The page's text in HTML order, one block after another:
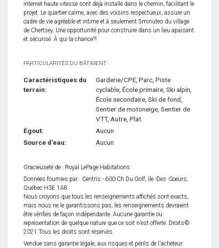
internet haute vitesse sont déjà installé dans le chemin, facilitant le
projet. Le quartier calme, avec des voisins respectueux, assure un
cadre de vie agréable et intime et à seulement 5minutes du village
de Chertsey. Une opportunité pour construire dans un lieu apaisant
et sécurisé. À qui la chance?!
PARTICULARITÉS DU BÂTIMENT :
Caractéristiques du
terrain:
Garderie/CPE, Parc, Piste
cyclable, École primaire, Ski alpin,
École secondaire, Ski de fond,
Sentier de motoneige, Sentier de
VTT, Autre, Plat
Égout:
Aucun
Source d'eau:
Aucun
Gracieuseté de : Royal LePage Habitations
Données fournies par : Centris - 600 Ch Du Golf, Ile -Des -Soeurs,
Québec H3E 1A8
Nous croyons que tous les renseignements affichés sont exacts,
mais nous ne le garantissons pas; les renseignements devraient
être vérifiés de façon indépendante. Aucune garantie ou
représentation de quelque nature que ce soit n’est offerte. Droits©
2021 Tous les droits sont réservés.
Vendue sans garantie légale, aux risques et périls de l'acheteur.